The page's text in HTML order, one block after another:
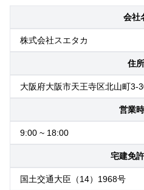
会社
株式会社スエタカ
住所
大阪府大阪市天王寺区北山町3-
営業
9:00 ~ 18:00
宅建免
国土交通大臣（14）1968号